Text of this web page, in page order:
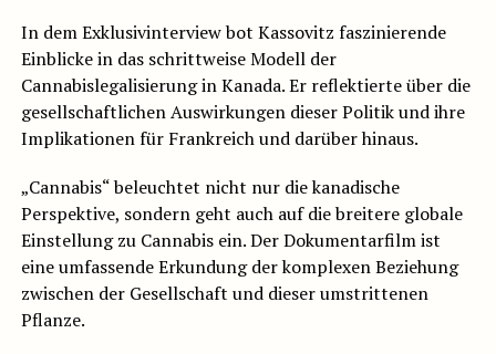
In dem Exklusivinterview bot Kassovitz faszinierende
Einblicke in das schrittweise Modell der
Cannabislegalisierung in Kanada. Er reflektierte über die
gesellschaftlichen Auswirkungen dieser Politik und ihre
Implikationen für Frankreich und darüber hinaus.
„Cannabis“ beleuchtet nicht nur die kanadische
Perspektive, sondern geht auch auf die breitere globale
Einstellung zu Cannabis ein. Der Dokumentarfilm ist
eine umfassende Erkundung der komplexen Beziehung
zwischen der Gesellschaft und dieser umstrittenen
Pflanze.